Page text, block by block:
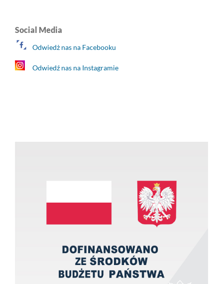
Social Media
Odwiedż nas na Facebooku
Odwiedź nas na Instagramie